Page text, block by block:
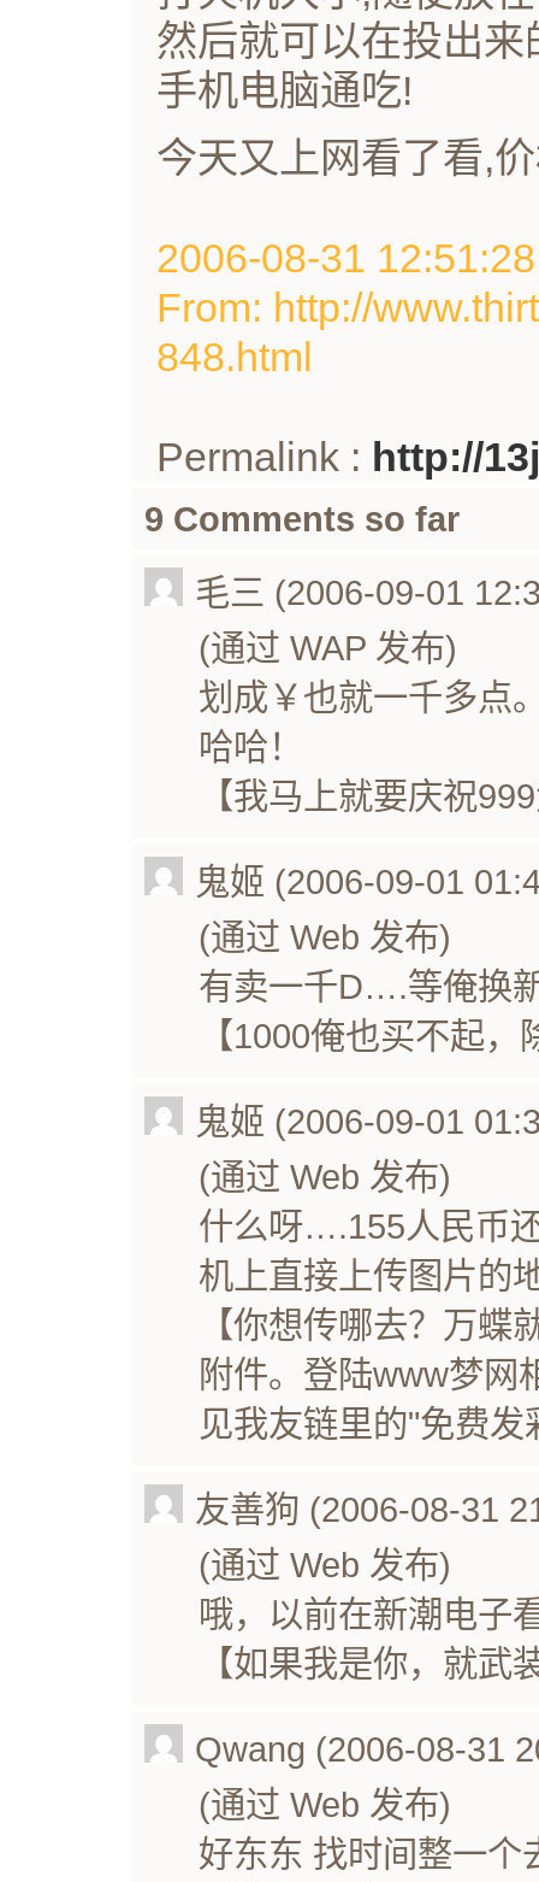
然后就可以在投出
手机电脑通吃!
今天又上网看了看,
2006-08-31
From: http://
848.html
Permalink : http://
9 Comments so far
毛三 (2006-09-01
(通过 WAP 发布)
划成￥也就一千多点
哈哈！
【我马上就要庆祝
鬼姬 (2006-09-01
(通过 Web 发布)
有卖一千D….等俺换
【1000俺也买不起
鬼姬 (2006-09-01
(通过 Web 发布)
什么呀….155人民币
机上直接上传图片
【你想传哪去？万
附件。登陆www梦网
见我友链里的"免费发
友善狗 (2006-08-31
(通过 Web 发布)
哦，以前在新潮电子
【如果我是你，就武
Qwang (2006-08-31
(通过 Web 发布)
好东东 找时间整一个